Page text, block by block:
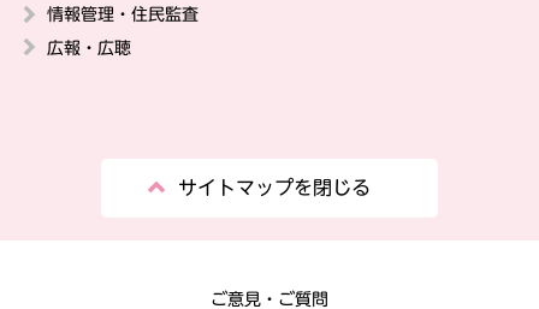
情報管理・住民監査
広報・広聴
サイトマップを閉じる
ご意見・ご質問